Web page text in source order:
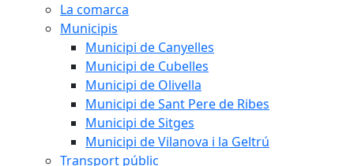
La comarca
Municipis
Municipi de Canyelles
Municipi de Cubelles
Municipi de Olivella
Municipi de Sant Pere de Ribes
Municipi de Sitges
Municipi de Vilanova i la Geltrú
Transport públic